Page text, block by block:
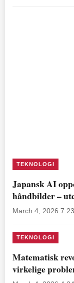
TEKNOLOGI
Japansk AI
håndbilder –
March 4, 2026
TEKNOLOGI
Matematisk
virkelige